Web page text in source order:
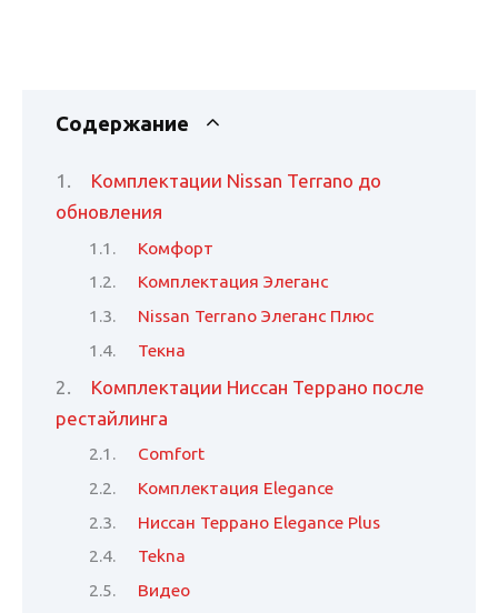
Содержание
Комплектации Nissan Terrano до
обновления
Комфорт
Комплектация Элеганс
Nissan Terrano Элеганс Плюс
Текна
Комплектации Ниссан Террано после
рестайлинга
Comfort
Комплектация Elegance
Ниссан Террано Elegance Plus
Tekna
Видео